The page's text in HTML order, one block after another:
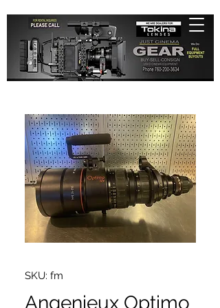
SKU: fm
Angenieux Optimo